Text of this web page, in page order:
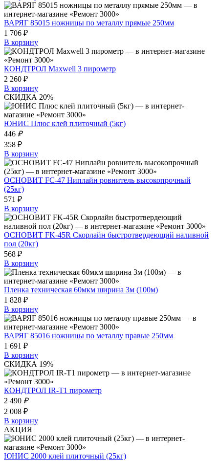
ВАРЯГ 85015 ножницы по металлу прямые 250мм
1 706 ₽
В корзину
КОНДТРОЛ Maxwell 3 пирометр
2 260 ₽
В корзину
СКИДКА 20%
ЮНИС Плюс клей плиточный (5кг)
446 ₽
358 ₽
В корзину
ОСНОВИТ FC-47 Ниплайн ровнитель высокопрочный
(25кг)
571 ₽
В корзину
ОСНОВИТ FK-45R Скорлайн быстротвердеющий наливной
пол (20кг)
568 ₽
В корзину
Пленка техническая 60мкм ширина 3м (100м)
1 828 ₽
В корзину
ВАРЯГ 85016 ножницы по металлу правые 250мм
1 691 ₽
В корзину
СКИДКА 19%
КОНДТРОЛ IR-T1 пирометр
2 490 ₽
2 008 ₽
В корзину
АКЦИЯ
ЮНИС 2000 клей плиточный (25кг)